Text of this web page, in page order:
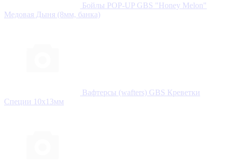
Бойлы POP-UP GBS "Honey Melon"
Медовая Дыня (8мм, банка)
Вафтерсы (wafters) GBS Креветки
Специи 10x13мм